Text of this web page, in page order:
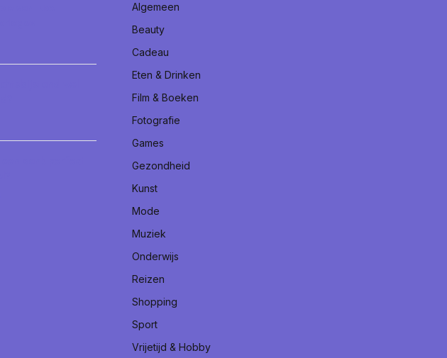
Algemeen
Beauty
Cadeau
Eten & Drinken
Film & Boeken
Fotografie
Games
Gezondheid
Kunst
Mode
Muziek
Onderwijs
Reizen
Shopping
Sport
Vrijetijd & Hobby